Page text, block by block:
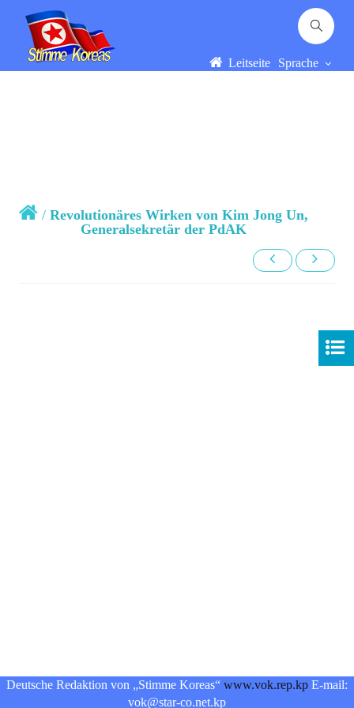
Leitseite Sprache
/Revolutionäres Wirken von Kim Jong Un,
Generalsekretär der PdAK
Deutsche Redaktion von „Stimme Koreas“ www.vok.rep.kp E-mail:
vok@star-co.net.kp